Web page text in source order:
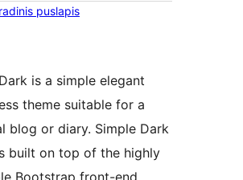
puslapis
is a simple elegant
theme suitable for a
blog or diary. Simple Dark
built on top of the highly